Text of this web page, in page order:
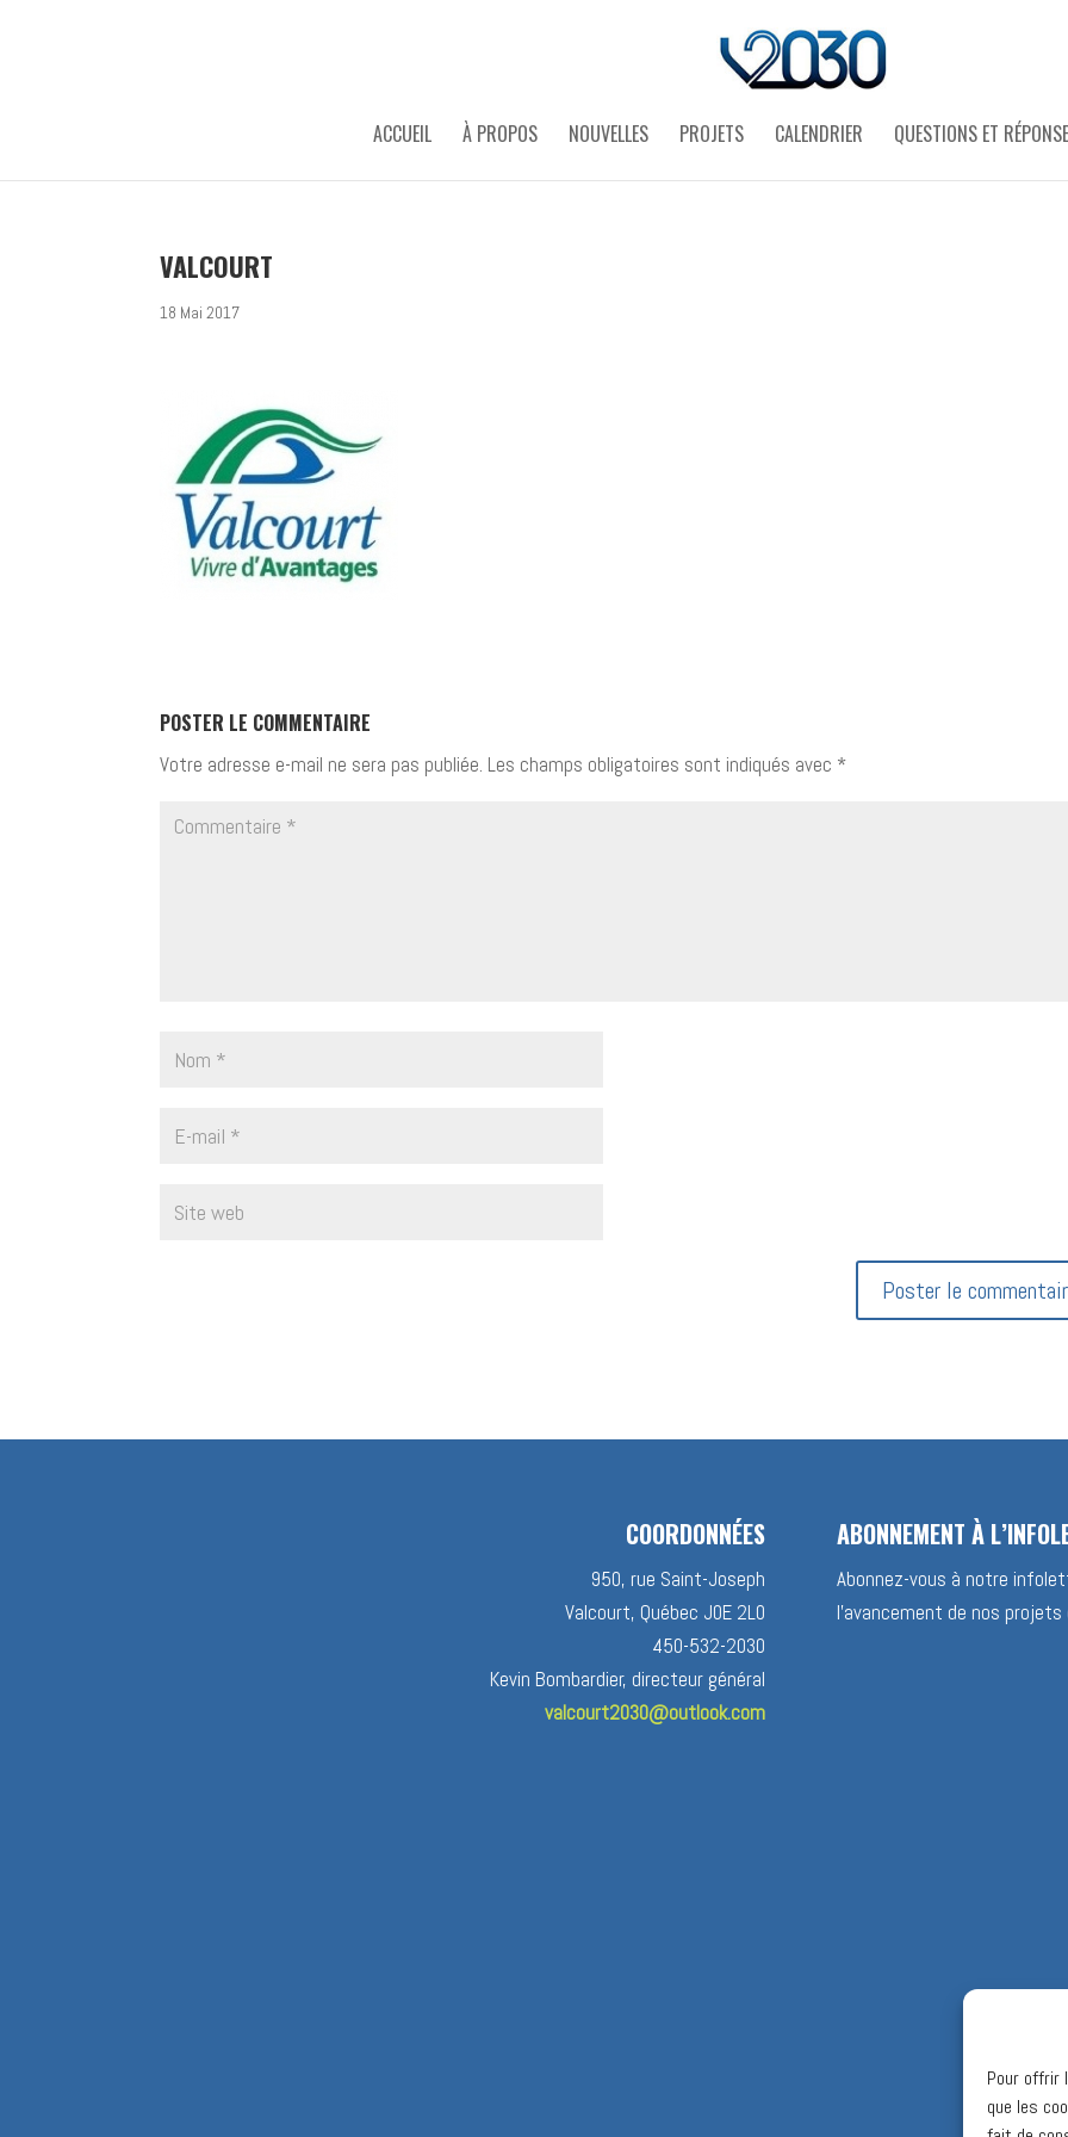
Pour offrir
que les
ACCUEIL À PROPOS NOUVELLES PROJETS CALENDRIER QUESTIONS ET
VALCOURT
18 Mai 2017
POSTER LE COMMENTAIRE
Votre adresse e-mail ne sera pas publiée. Les champs obligatoires sont indiqués avec *
COORDONNÉES
950, rue Saint-Joseph
Valcourt, Québec J0E 2L0
450-532-2030
Kevin Bombardier, directeur général
valcourt2030@outlook.com
ABONNEMENT À
Abonnez-vous à notre
l’avancement de nos